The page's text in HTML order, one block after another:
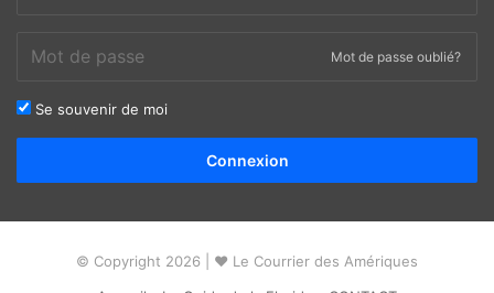
Mot de passe oublié?
Se souvenir de moi
Connexion
© Copyright 2026 | ❤ Le Courrier des Amériques